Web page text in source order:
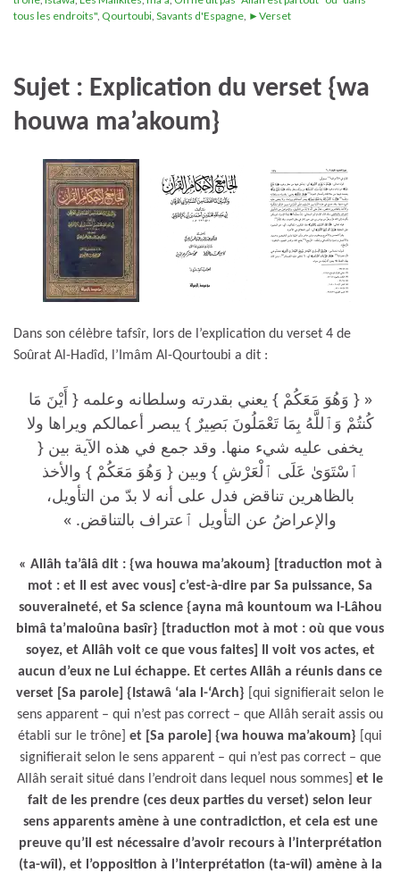
tous les endroits" Qourtoubi Savants d'Espagne ►Verset
Sujet : Explication du verset {wa
houwa ma’akoum}
Dans son célèbre tafsîr, lors de l’explication du verset 4 de
Soûrat Al-Hadîd, l’Imâm Al-Qourtoubi a dit :
« { وَهُوَ مَعَكُمْ } يعني بقدرته وسلطانه وعلمه { أَيْنَ مَا
كُنتُمْ وَٱللَّهُ بِمَا تَعْمَلُونَ بَصِيرٌ } يبصر أعمالكم ويراها ولا
يخفى عليه شيء منها. وقد جمع في هذه الآية بين {
ٱسْتَوَىٰ عَلَى ٱلْعَرْشِ } وبين { وَهُوَ مَعَكُمْ } والأخذ
بالظاهرين تناقض فدل على أنه لا بدّ من التأويل،
والإعراضُ عن التأويل ٱعتراف بالتناقض. »
« Allâh ta’âlâ dit : {wa houwa ma’akoum} [traduction mot à
mot : et Il est avec vous] c’est-à-dire par Sa puissance, Sa
souveraineté, et Sa science {ayna mâ kountoum wa l-Lâhou
bimâ ta’maloûna basîr} [traduction mot à mot : où que vous
soyez, et Allâh voit ce que vous faites] Il voit vos actes, et
aucun d’eux ne Lui échappe. Et certes Allâh a réunis dans ce
verset [Sa parole] {Istawâ ‘ala l-‘Arch}
[qui signifierait selon le
sens apparent – qui n’est pas correct – que Allâh serait assis ou
établi sur le trône] et [Sa parole] {wa houwa ma’akoum}
[qui
signifierait selon le sens apparent – qui n’est pas correct – que
Allâh serait situé dans l’endroit dans lequel nous sommes] et le
fait de les prendre (ces deux parties du verset) selon leur
sens apparents amène à une contradiction, et cela est une
preuve qu’il est nécessaire d’avoir recours à l’interprétation
(ta-wîl), et l’opposition à l’interprétation (ta-wîl) amène à la